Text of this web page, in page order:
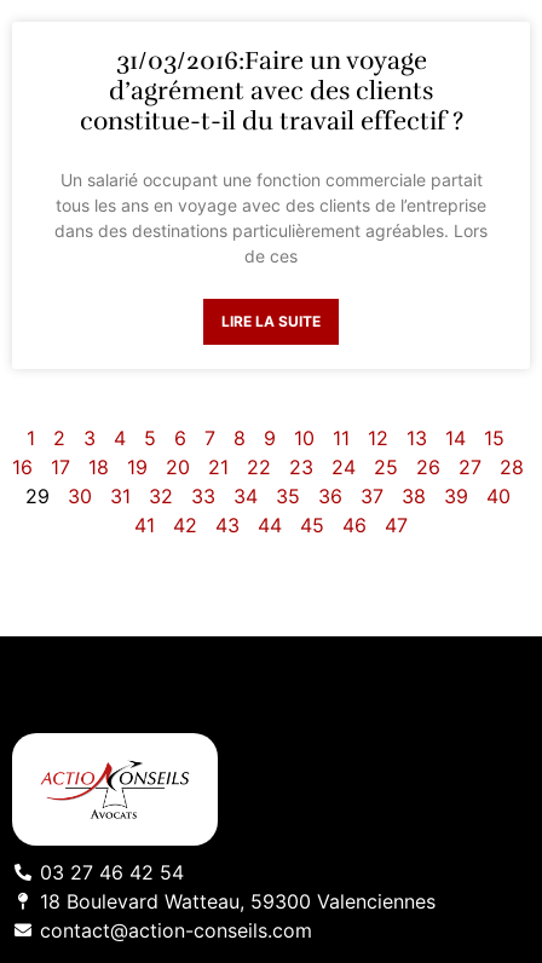
31/03/2016:Faire un voyage
d’agrément avec des clients
constitue-t-il du travail effectif ?
Un salarié occupant une fonction commerciale partait
tous les ans en voyage avec des clients de l’entreprise
dans des destinations particulièrement agréables. Lors
de ces
LIRE LA SUITE
1 2 3 4 5 6 7 8 9 10 11 12 13 14
15
16
17 18 19 20 21 22 23 24 25 26 27
28
29
30 31 32 33 34 35 36 37 38 39
40
41
42 43 44 45 46 47
03 27 46 42 54
18 Boulevard Watteau, 59300 Valenciennes
contact@action-conseils.com